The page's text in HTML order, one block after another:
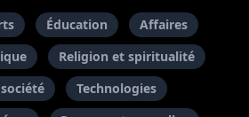
Éducation
Affaires
Religion et spiritualité
Technologies